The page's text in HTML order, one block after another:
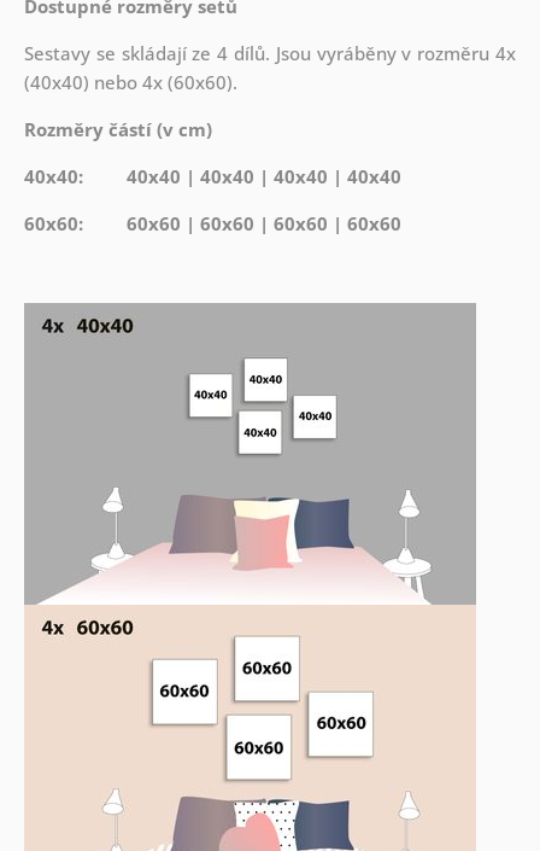
Dostupné rozměry setů
Sestavy se skládají ze 4 dílů. Jsou vyráběny v rozměru 4x
(40x40) nebo 4x (60x60).
Rozměry částí (v cm)
40x40: 40x40 | 40x40 | 40x40 | 40x40
60x60: 60x60 | 60x60 | 60x60 | 60x60